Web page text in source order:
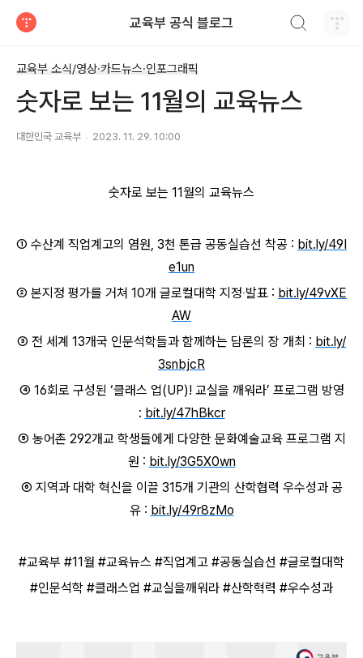
교육부 공식 블로그
교육부 소식/영상·카드뉴스·인포그래픽
숫자로 보는 11월의 교육뉴스
대한민국 교육부 2023. 11. 29. 10:00
숫자로 보는 11월의 교육뉴스
① 수산계 직업계고의 염원, 3천 톤급 공동실습선 착공 : bit.ly/49I
e1un
② 본지정 평가를 거쳐 10개 글로컬대학 지정‧발표 : bit.ly/49vXE
AW
③ 전 세계 13개국 인문석학들과 함께하는 담론의 장 개최 : bit.ly/
3snbjcR
④ 16회로 구성된 ‘클래스 업(UP)! 교실을 깨워라’ 프로그램 방영
: bit.ly/47hBkcr
⑤ 농어촌 292개교 학생들에게 다양한 문화예술교육 프로그램 지
원 : bit.ly/3G5X0wn
⑥ 지역과 대학 혁신을 이끌 315개 기관의 산학협력 우수성과 공
유 : bit.ly/49r8zMo
#교육부 #11월 #교육뉴스 #직업계고 #공동실습선 #글로컬대학
#인문석학 #클래스업 #교실을깨워라 #산학혁력 #우수성과